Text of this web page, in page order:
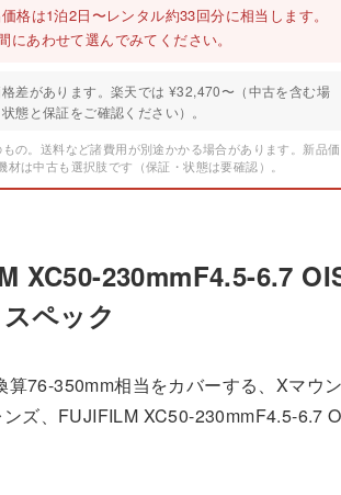
格は1泊2日〜レンタル約33回分に相当します。
にあわせて選んでみてください。
差があります。楽天では ¥32,470〜（中古を含む場
態と保証をご確認ください）。
の。送料など諸費用が別途かかる場合があります。新品価
材は中古も選択肢です（保証・状態は要確認）。
XC50-230mmF4.5-6.7
ペック
算76-350mm相当をカバーする、Xマウ
ズ、FUJIFILM XC50-230mmF4.5-6.7